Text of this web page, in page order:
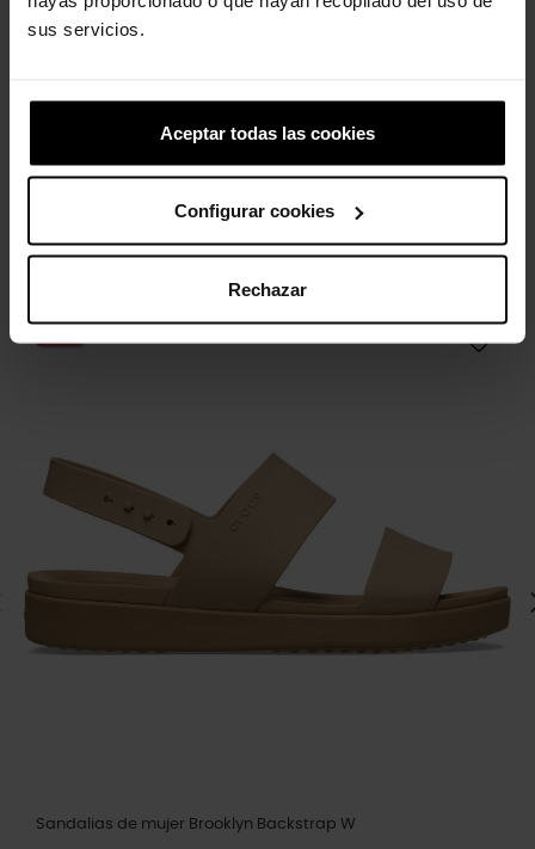
sus servicios.
Aceptar todas las cookies
Configurar cookies
Rechazar
- Fáciles de limpiar y de secado rápido.
- Resistentes al agua y flotantes.
- La icónica comodidad de Crocs™: ligeras. Flexibles.
Comodidad de 360 grados.
4 otros productos de la misma
categoría:
Sandalias de mujer Brooklyn Backstrap W